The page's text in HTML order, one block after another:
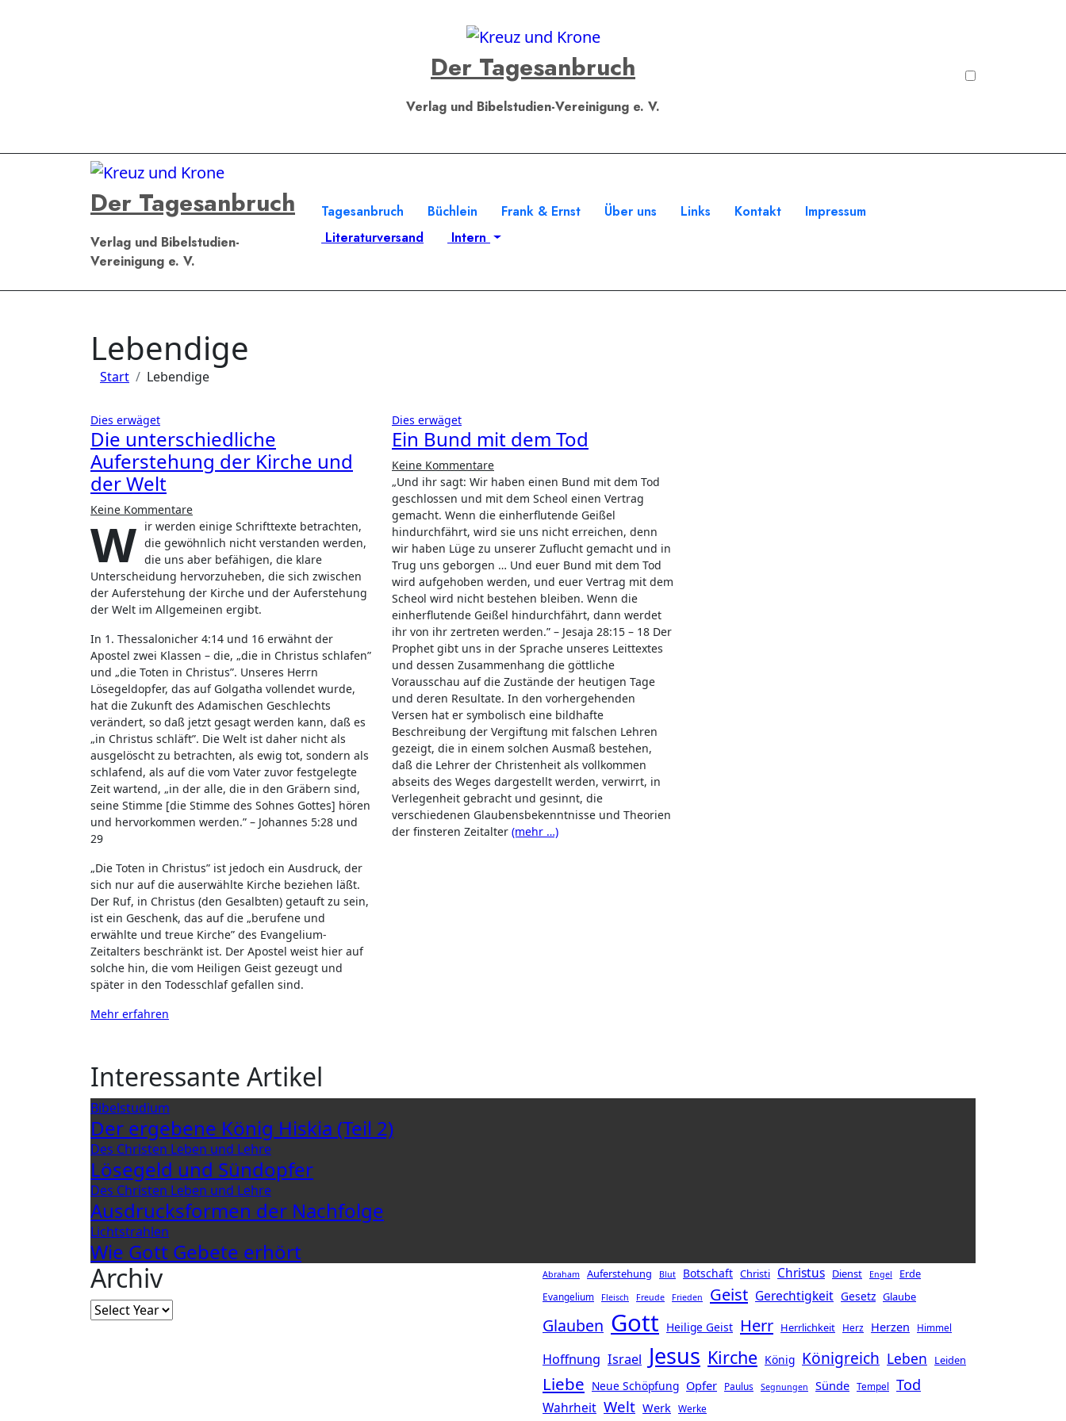
Der Tagesanbruch
Verlag und Bibelstudien-Vereinigung e. V.
Der Tagesanbruch
Verlag und Bibelstudien-
Vereinigung e. V.
Tagesanbruch Büchlein Frank & Ernst Über uns Links Kontakt
Impressum
Literaturversand
Intern
Lebendige
Start Lebendige
Dies erwäget
Die unterschiedliche
Auferstehung der Kirche und
der Welt
Keine Kommentare
W ir werden einige Schrifttexte betrachten,
die gewöhnlich nicht verstanden werden,
die uns aber befähigen, die klare
Unterscheidung hervorzuheben, die sich zwischen
der Auferstehung der Kirche und der Auferstehung
der Welt im Allgemeinen ergibt.
In 1. Thessalonicher 4:14 und 16 erwähnt der
Apostel zwei Klassen – die, „die in Christus schlafen”
und „die Toten in Christus”. Unseres Herrn
Lösegeldopfer, das auf Golgatha vollendet wurde,
hat die Zukunft des Adamischen Geschlechts
verändert, so daß jetzt gesagt werden kann, daß es
„in Christus schläft”. Die Welt ist daher nicht als
ausgelöscht zu betrachten, als ewig tot, sondern als
schlafend, als auf die vom Vater zuvor festgelegte
Zeit wartend, „in der alle, die in den Gräbern sind,
seine Stimme [die Stimme des Sohnes Gottes] hören
und hervorkommen werden.” – Johannes 5:28 und
29
„Die Toten in Christus” ist jedoch ein Ausdruck, der
sich nur auf die auserwählte Kirche beziehen läßt.
Der Ruf, in Christus (den Gesalbten) getauft zu sein,
ist ein Geschenk, das auf die „berufene und
erwählte und treue Kirche” des Evangelium-
Zeitalters beschränkt ist. Der Apostel weist hier auf
solche hin, die vom Heiligen Geist gezeugt und
später in den Todesschlaf gefallen sind.
Mehr erfahren
Dies erwäget
Ein Bund mit dem Tod
Keine Kommentare
„Und ihr sagt: Wir haben einen Bund mit dem Tod
geschlossen und mit dem Scheol einen Vertrag
gemacht. Wenn die einherflutende Geißel
hindurchfährt, wird sie uns nicht erreichen, denn
wir haben Lüge zu unserer Zuflucht gemacht und in
Trug uns geborgen … Und euer Bund mit dem Tod
wird aufgehoben werden, und euer Vertrag mit dem
Scheol wird nicht bestehen bleiben. Wenn die
einherflutende Geißel hindurchfährt, dann werdet
ihr von ihr zertreten werden.” – Jesaja 28:15 – 18 Der
Prophet gibt uns in der Sprache unseres Leittextes
und dessen Zusammenhang die göttliche
Vorausschau auf die Zustände der heutigen Tage
und deren Resultate. In den vorhergehenden
Versen hat er symbolisch eine bildhafte
Beschreibung der Vergiftung mit falschen Lehren
gezeigt, die in einem solchen Ausmaß bestehen,
daß die Lehrer der Christenheit als vollkommen
abseits des Weges dargestellt werden, verwirrt, in
Verlegenheit gebracht und gesinnt, die
verschiedenen Glaubensbekenntnisse und Theorien
der finsteren Zeitalter (mehr …)
Interessante Artikel
Bibelstudium
Der ergebene König Hiskia (Teil 2)
Des Christen Leben und Lehre
Lösegeld und Sündopfer
Des Christen Leben und Lehre
Ausdrucksformen der Nachfolge
Lichtstrahlen
Wie Gott Gebete erhört
Archiv Abraham Auferstehung Blut Botschaft Christi Christus Dienst Engel Erde
Evangelium Fleisch Freude Frieden Geist Gerechtigkeit Gesetz Glaube
Glauben Gott Heilige Geist Herr Herrlichkeit Herz Herzen Himmel
Hoffnung Israel Jesus Kirche König Königreich Leben Leiden
Liebe Neue Schöpfung Opfer Paulus Segnungen Sünde Tempel Tod
Wahrheit Welt Werk Werke